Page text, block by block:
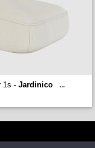
1s - Jardinico
...